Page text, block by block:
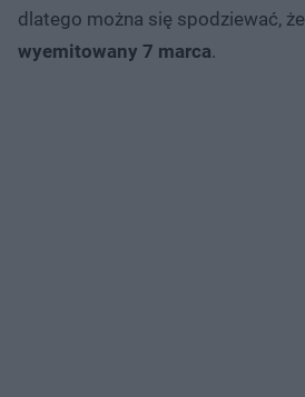
dlatego można się spodziewać, że
wyemitowany 7 marca.